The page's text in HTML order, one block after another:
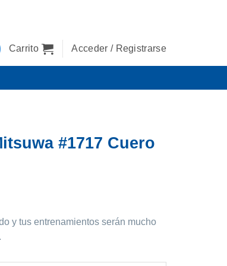
Carrito Acceder / Registrarse
#1717 Cuero
y tus entrenamientos serán mucho